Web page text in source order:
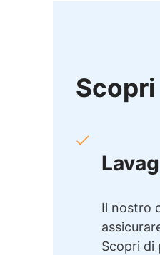
Il nostro
Scopri di